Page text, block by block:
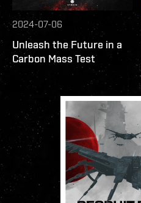
2024-07-06
Unleash the Future in a
Carbon Mass Test